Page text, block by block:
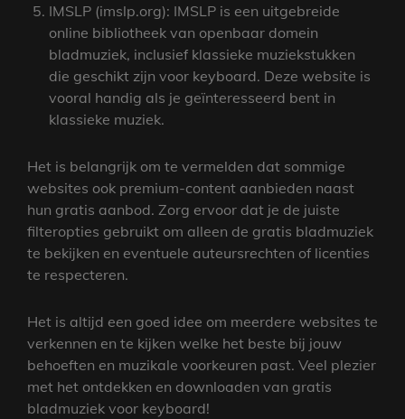
IMSLP (imslp.org): IMSLP is een uitgebreide
online bibliotheek van openbaar domein
bladmuziek, inclusief klassieke muziekstukken
die geschikt zijn voor keyboard. Deze website is
vooral handig als je geïnteresseerd bent in
klassieke muziek.
Het is belangrijk om te vermelden dat sommige
websites ook premium-content aanbieden naast
hun gratis aanbod. Zorg ervoor dat je de juiste
filteropties gebruikt om alleen de gratis bladmuziek
te bekijken en eventuele auteursrechten of licenties
te respecteren.
Het is altijd een goed idee om meerdere websites te
verkennen en te kijken welke het beste bij jouw
behoeften en muzikale voorkeuren past. Veel plezier
met het ontdekken en downloaden van gratis
bladmuziek voor keyboard!